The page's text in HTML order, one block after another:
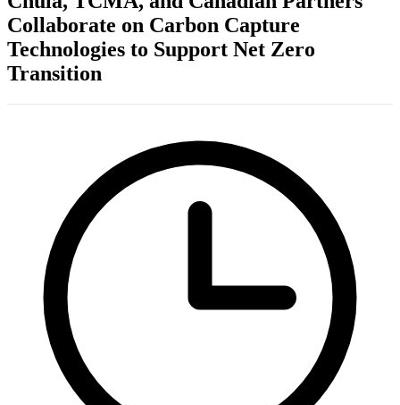
Collaborate on Carbon Capture
Technologies to Support Net Zero
Transition